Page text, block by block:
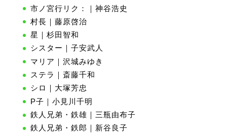
市ノ宮行リク：｜神谷浩史
村長｜藤原啓治
星｜杉田智和
シスター｜子安武人
マリア｜沢城みゆき
ステラ｜斎藤千和
シロ｜大塚芳忠
P子｜小見川千明
鉄人兄弟・鉄雄｜三瓶由布子
鉄人兄弟・鉄郎｜新谷良子